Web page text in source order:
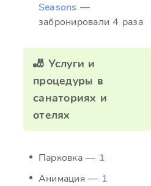
Seasons —
забронировали 4 раза
🎳 Услуги и
процедуры в
санаториях и
отелях
Парковка — 1
Анимация — 1